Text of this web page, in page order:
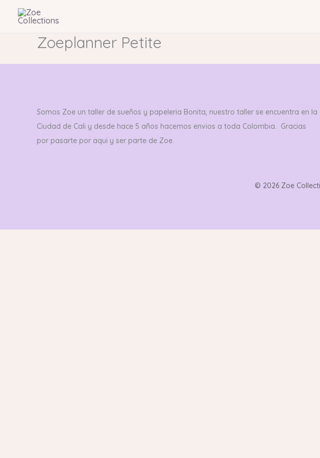
Zoeplanner Petite
Somos Zoe un taller de sueños y papeleria Bonita, nuestro taller se encuentra en la
Ciudad de Cali y desde hace 5 años hacemos envios a toda Colombia. Gracias
por pasarte por aqui y ser parte de Zoe.
© 2026 Zoe